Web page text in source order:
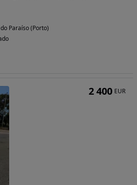
Paraíso (Porto)
2 400 EUR